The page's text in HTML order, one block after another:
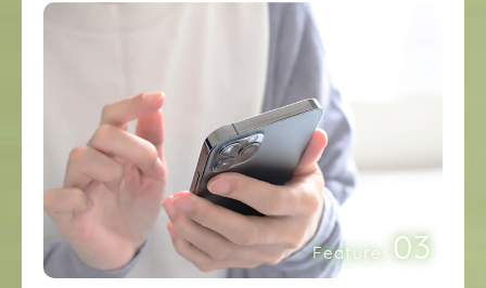
Feature. 03